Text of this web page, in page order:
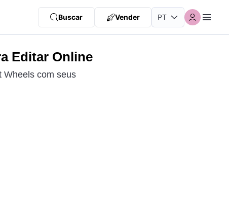
Buscar Vender
Editar Online
Wheels com seus